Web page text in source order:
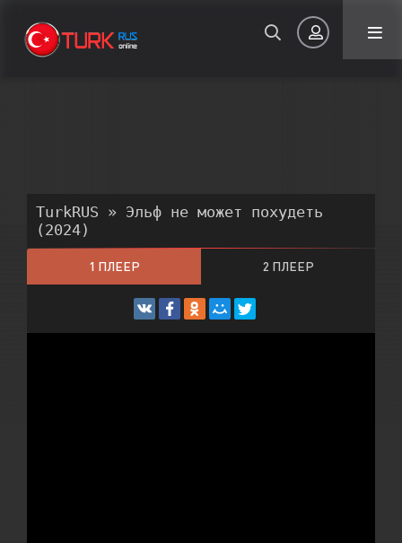
Запомнить
ВОЙТИ НА САЙТ
TurkRUS » Эльф не может похудеть
(2024)
1 ПЛЕЕР 2 ПЛЕЕР
3 ПЛЕЕР